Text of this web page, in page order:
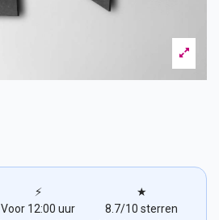
⚡
Voor 12:00 uur
★
8.7/10 sterren